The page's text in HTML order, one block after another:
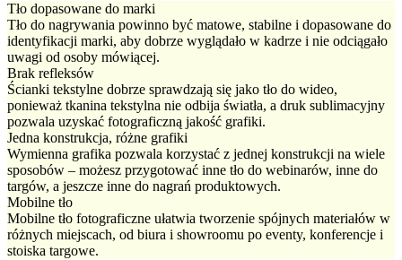
Tło dopasowane do marki
Tło do nagrywania powinno być matowe, stabilne i dopasowane do
identyfikacji marki, aby dobrze wyglądało w kadrze i nie odciągało
uwagi od osoby mówiącej.
Brak refleksów
Ścianki tekstylne dobrze sprawdzają się jako tło do wideo,
ponieważ tkanina tekstylna nie odbija światła, a druk sublimacyjny
pozwala uzyskać fotograficzną jakość grafiki.
Jedna konstrukcja, różne grafiki
Wymienna grafika pozwala korzystać z jednej konstrukcji na wiele
sposobów – możesz przygotować inne tło do webinarów, inne do
targów, a jeszcze inne do nagrań produktowych.
Mobilne tło
Mobilne tło fotograficzne ułatwia tworzenie spójnych materiałów w
różnych miejscach, od biura i showroomu po eventy, konferencje i
stoiska targowe.